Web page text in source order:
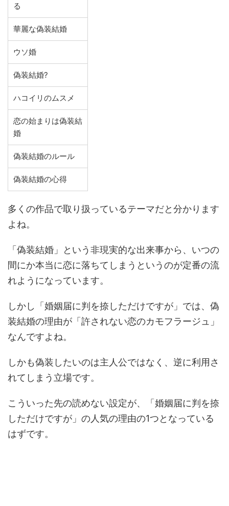
る
華麗な偽装結婚
ウソ婚
偽装結婚?
ハコイリのムスメ
恋の始まりは偽装結
婚
偽装結婚のルール
偽装結婚の心得
多くの作品で取り扱っているテーマだと分かります
よね。
「偽装結婚」という非現実的な出来事から、いつの
間にか本当に恋に落ちてしまうというのが定番の流
れようになっています。
しかし「婚姻届に判を捺しただけですが」では、偽
装結婚の理由が「許されない恋のカモフラージュ」
なんですよね。
しかも偽装したいのは主人公ではなく、逆に利用さ
れてしまう立場です。
こういった先の読めない設定が、「婚姻届に判を捺
しただけですが」の人気の理由の1つとなっている
はずです。